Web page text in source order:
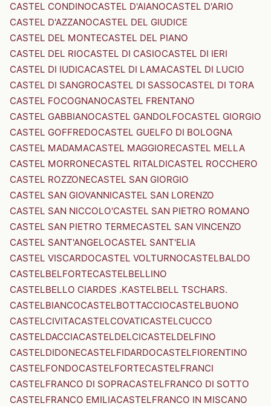
CASTEL CONDINOCASTEL D'AIANOCASTEL D'ARIO
CASTEL D'AZZANOCASTEL DEL GIUDICE
CASTEL DEL MONTECASTEL DEL PIANO
CASTEL DEL RIOCASTEL DI CASIOCASTEL DI IERI
CASTEL DI IUDICACASTEL DI LAMACASTEL DI LUCIO
CASTEL DI SANGROCASTEL DI SASSOCASTEL DI TORA
CASTEL FOCOGNANOCASTEL FRENTANO
CASTEL GABBIANOCASTEL GANDOLFOCASTEL GIORGIO
CASTEL GOFFREDOCASTEL GUELFO DI BOLOGNA
CASTEL MADAMACASTEL MAGGIORECASTEL MELLA
CASTEL MORRONECASTEL RITALDICASTEL ROCCHERO
CASTEL ROZZONECASTEL SAN GIORGIO
CASTEL SAN GIOVANNICASTEL SAN LORENZO
CASTEL SAN NICCOLO'CASTEL SAN PIETRO ROMANO
CASTEL SAN PIETRO TERMECASTEL SAN VINCENZO
CASTEL SANT'ANGELOCASTEL SANT'ELIA
CASTEL VISCARDOCASTEL VOLTURNOCASTELBALDO
CASTELBELFORTECASTELBELLINO
CASTELBELLO CIARDES .KASTELBELL TSCHARS.
CASTELBIANCOCASTELBOTTACCIOCASTELBUONO
CASTELCIVITACASTELCOVATICASTELCUCCO
CASTELDACCIACASTELDELCICASTELDELFINO
CASTELDIDONECASTELFIDARDOCASTELFIORENTINO
CASTELFONDOCASTELFORTECASTELFRANCI
CASTELFRANCO DI SOPRACASTELFRANCO DI SOTTO
CASTELFRANCO EMILIACASTELFRANCO IN MISCANO